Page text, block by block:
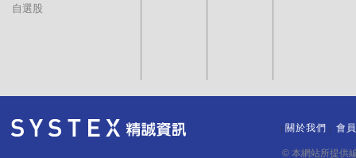
自選股
關於我們 會
© 本網站所提供